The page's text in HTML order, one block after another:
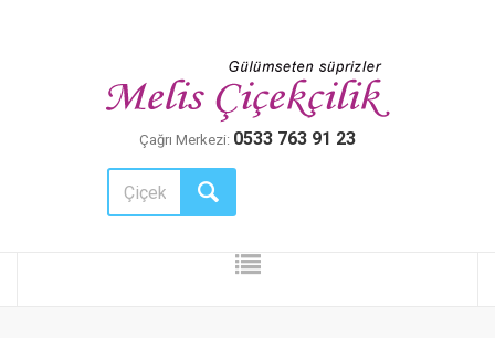
Çağrı Merkezi: 0533 763 91 23